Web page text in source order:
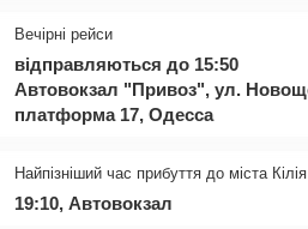
Вечірні рейси
відправляються до 15:50
Автовокзал "Привоз", ул.
платформа 17, Одесса
Найпізніший час прибуття до міста Кілія
19:10, Автовокзал